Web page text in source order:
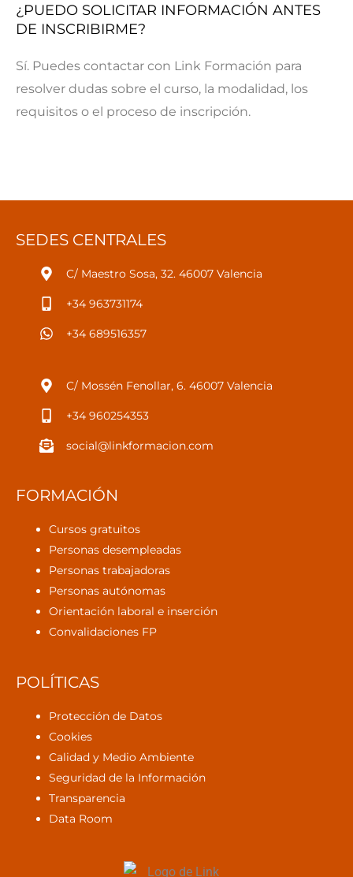
¿PUEDO SOLICITAR INFORMACIÓN ANTES
DE INSCRIBIRME?
Sí. Puedes contactar con Link Formación para
resolver dudas sobre el curso, la modalidad, los
requisitos o el proceso de inscripción.
SEDES CENTRALES
C/ Maestro Sosa, 32. 46007 Valencia
+34 963731174
+34 689516357
C/ Mossén Fenollar, 6. 46007 Valencia
+34 960254353
social@linkformacion.com
FORMACIÓN
Cursos gratuitos
Personas desempleadas
Personas trabajadoras
Personas autónomas
Orientación laboral e inserción
Convalidaciones FP
POLÍTICAS
Protección de Datos
Cookies
Calidad y Medio Ambiente
Seguridad de la Información
Transparencia
Data Room